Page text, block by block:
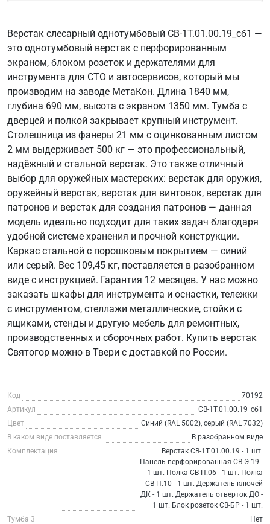
Верстак слесарный однотумбовый СВ-1Т.01.00.19_сб1 —
это однотумбовый верстак с перфорированным
экраном, блоком розеток и держателями для
инструмента для СТО и автосервисов, который мы
производим на заводе МетаКон. Длина 1840 мм,
глубина 690 мм, высота с экраном 1350 мм. Тумба с
дверцей и полкой закрывает крупный инструмент.
Столешница из фанеры 21 мм с оцинкованным листом
2 мм выдерживает 500 кг — это профессиональный,
надёжный и стальной верстак. Это также отличный
выбор для оружейных мастерских: верстак для оружия,
оружейный верстак, верстак для винтовок, верстак для
патронов и верстак для создания патронов — данная
модель идеально подходит для таких задач благодаря
удобной системе хранения и прочной конструкции.
Каркас стальной с порошковым покрытием — синий
или серый. Вес 109,45 кг, поставляется в разобранном
виде с инструкцией. Гарантия 12 месяцев. У нас можно
заказать шкафы для инструмента и оснастки, тележки
с инструментом, стеллажи металлические, стойки с
ящиками, стенды и другую мебель для ремонтных,
производственных и сборочных работ. Купить верстак
Святогор можно в Твери с доставкой по России.
Код
70192
Артикул
СВ-1Т.01.00.19_сб1
Цвет
Синий (RAL 5002), серый (RAL 7032)
В каком виде поставляется
В разобранном виде
Комплектация
Верстак СВ-1Т.01.00.19 - 1 шт.
Панель перфорированная СВ-Э.19 -
1 шт. Полка СВ-П.06 - 1 шт. Полка
СВ-П.10 - 1 шт. Держатель ключей
ДК - 1 шт. Держатель отверток ДО -
1 шт. Блок розеток СВ-БР - 1 шт.
Тумба 3
Нет